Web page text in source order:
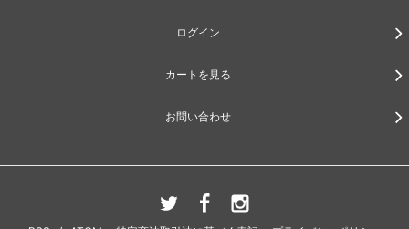
ログイン
カートを見る
お問い合わせ